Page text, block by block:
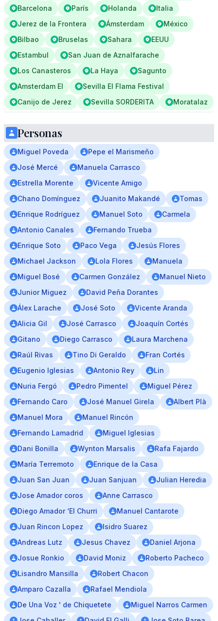
Barcelona París Holanda
Italia
Jerez de la Frontera
Ámsterdam
México
Bilbao
Bruselas Sahara
EEUU
Estambul
San Juan de Aznalfarache
Los Canasteros
La Haya
Sagunto
Amsterdam El
Sevilla El Flama Festival
Canijo de Jerez
Sevilla SORDERITA Moratalaz
Personas
Miguel Poveda
Pepe el Marismeño
José Mercé
Manuela Carrasco
Estrella Morente
Vicente Amigo
Chano Domínguez
Juanito Makandé
Tomas
Enrique Rodríguez
Manuel Soto
Carmela
Antonio Canales
Fernando Trueba
Enrique Soto
Paco Vega
Jesús Flores
Michael Jackson
Lola Flores
Manuela
Miguel Bosé
Carmen González
Manuel Nieto
Junior Miguez
David Peña Dorantes
Álex Larache
José Soto
Vicente Aranda
Alicia Gil
José Carrasco
Joaquín Cortés
Gitano
Diego Carrasco
Laura Marchena
Raúl Rivas
Tino Di Geraldo
Fran Cortés
Eugenio Iglesias
Antonio Rey
Lin
Nuria Fergó
Pedro Pimentel
Miguel Pérez
Fernando Caro
José Manuel Girela
Albert Plà
Manuel Mora
Manuel Rincón
Fernando Lamadrid
Miguel Iglesias
Dani Bonilla
Wynton Marsalis
Rafa Fajardo
María Terremoto
Enrique de la Casa
Juan San Juan
Juan Sanjuan
Julian Heredia
Jose Amador coros
Anne Carrasco
Diego Amador ‘El Churri
Manuel Cantarote
Juan Rincon Lopez
Isidro Suarez
Andreas Lutz
Jesus Chavez
Daniel Arjona
Josue Ronkio
David Moniz
Roberto Pacheco
Lisandro Mansilla
Robert Chacon
Amparo Cazalla
Rafael Mendiola
De Una Voz ' de Chiquetete
Miguel Narros Carmen